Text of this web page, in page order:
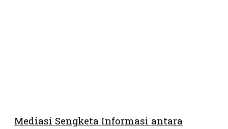
Mediasi Sengketa Informasi antara